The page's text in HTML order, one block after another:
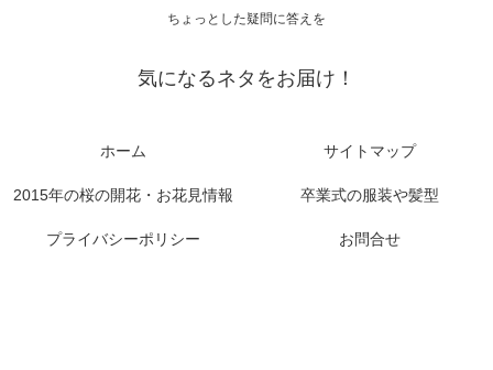
ちょっとした疑問に答えを
気になるネタをお届け！
ホーム サイトマップ
2015年の桜の開花・お花見情報 卒業式の服装や髪型
プライバシーポリシー お問合せ